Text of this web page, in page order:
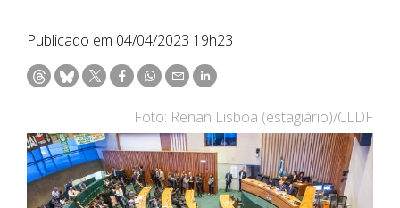
Publicado em 04/04/2023 19h23
Foto: Renan Lisboa (estagiário)/CLDF